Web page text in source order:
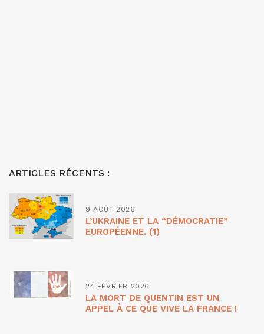
ARTICLES RÉCENTS :
9 AOÛT 2026
L’UKRAINE ET LA “DÉMOCRATIE”
EUROPÉENNE. (1)
24 FÉVRIER 2026
LA MORT DE QUENTIN EST UN
APPEL À CE QUE VIVE LA FRANCE !